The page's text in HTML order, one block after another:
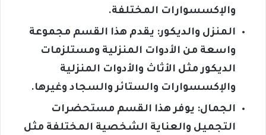
والإكسسوارات المختلفة.
المنزل والديكور: يقدم هذا القسم مجموعة
واسعة من الأدوات المنزلية ومستلزمات
الديكور مثل الأثاث والأدوات المنزلية
والإكسسوارات والستائر والسجاد وغيرها.
الجمال: يوفر هذا القسم مستحضرات
التجميل والعناية الشخصية المختلفة مثل